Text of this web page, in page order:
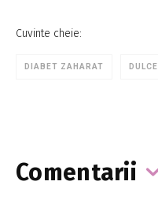
Cuvinte cheie:
DIABET ZAHARAT DULCE
Comentarii